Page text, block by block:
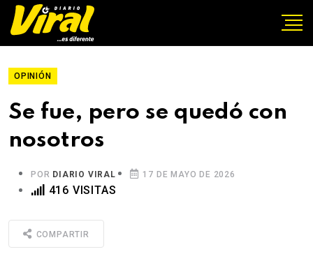
OPINIÓN
Se fue, pero se quedó con
nosotros
POR DIARIO VIRAL 17 DE MAYO DE 2026
416 VISITAS
COMPARTIR